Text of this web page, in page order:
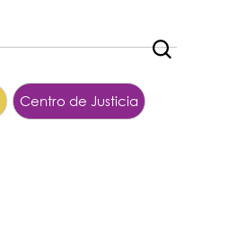
Centro de Justicia